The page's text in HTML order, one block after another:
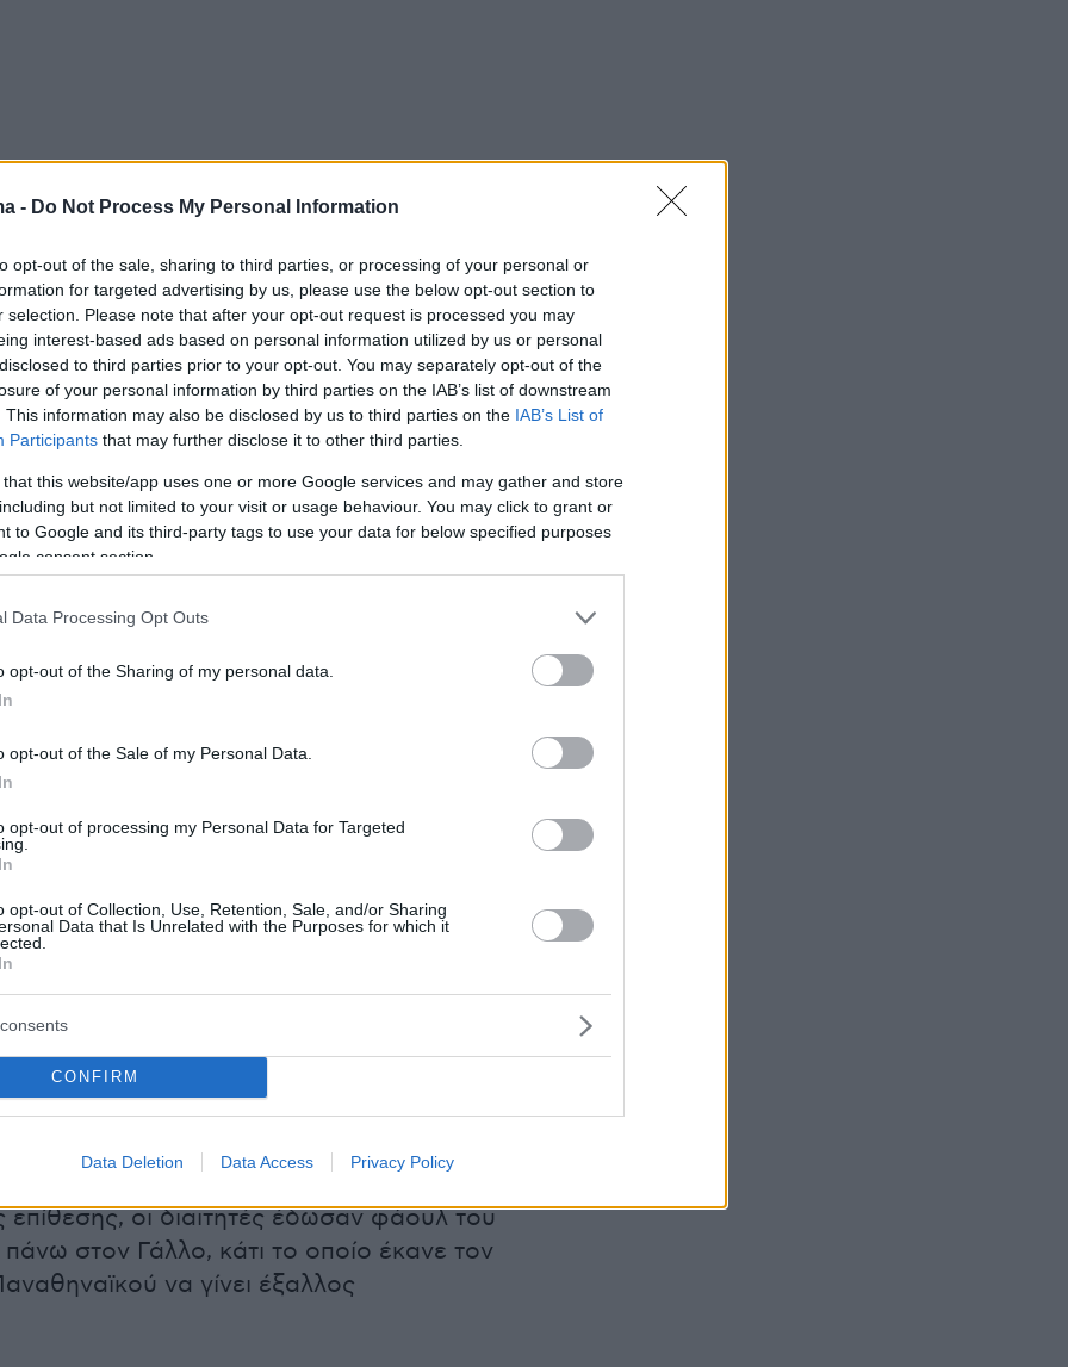
- Do Not Process My Personal Information
opt-out of the sale, sharing to third parties, or processing of your personal or
for targeted advertising by us, please use the below opt-out section to
selection. Please note that after your opt-out request is processed you may
interest-based ads based on personal information utilized by us or personal
to third parties prior to your opt-out. You may separately opt-out of the
of your personal information by third parties on the IAB’s list of downstream
This information may also be disclosed by us to third parties on the IAB’s List of
Participants that may further disclose it to other third parties.
that this website/app uses one or more Google services and may gather and store
but not limited to your visit or usage behaviour. You may click to grant or
to Google and its third-party tags to use your data for below specified purposes
consent section.
Data Processing Opt Outs
opt-out of the Sharing of my personal data.
opt-out of the Sale of my Personal Data.
opt-out of processing my Personal Data for Targeted
opt-out of Collection, Use, Retention, Sale, and/or Sharing
Data that Is Unrelated with the Purposes for which it
CONFIRM
Data Deletion Data Access Privacy Policy
Πειραιά ανέβασε ένα σκρινσοτ από την
το βίντεο της φάσης σε αργή κίνηση, με το
κάποιο σχόλιο… », ανέφερε το caption
της ΚΑΕ Ολυμπιακός
έκανε έξαλλους τους ανθρώπους του
και τον Αταμάν, ήρθε 44 δευτερόλεπτα
και ενώ το σκορ ήταν 75-73 υπέρ του
τη μπάλα στην κορυφή και
επίθεσης, οι διαιτητές έδωσαν φάουλ του
στον Γάλλο, κάτι το οποίο έκανε τον
να γίνει έξαλλος